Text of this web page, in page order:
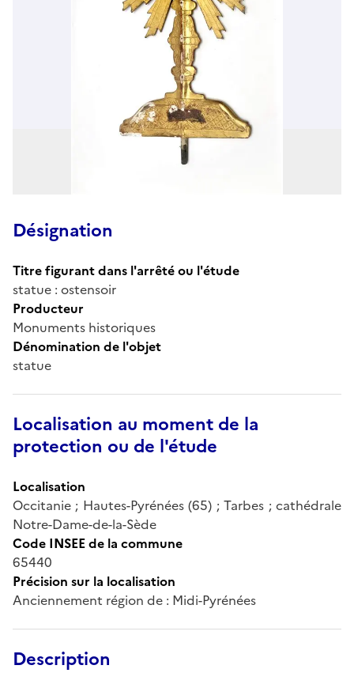
Désignation
Titre figurant dans l'arrêté ou l'étude
statue : ostensoir
Producteur
Monuments historiques
Dénomination de l'objet
statue
Localisation au moment de la
protection ou de l'étude
Localisation
Occitanie ; Hautes-Pyrénées (65) ; Tarbes ; cathédrale
Notre-Dame-de-la-Sède
Code INSEE de la commune
65440
Précision sur la localisation
Anciennement région de : Midi-Pyrénées
Description